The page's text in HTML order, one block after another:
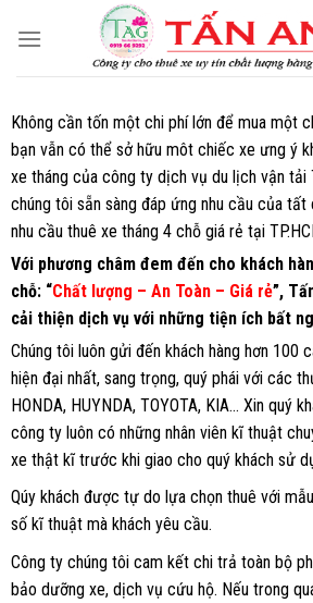
Không cần tốn một chi phí lớn để mua một
bạn vẫn có thể sở hữu môt chiếc xe ưng ý
xe tháng của công ty dịch vụ du lịch vận tải
chúng tôi sẵn sàng đáp ứng nhu cầu của tất
nhu cầu thuê xe tháng 4 chỗ giá rẻ tại
Với phương châm đem đến cho khách
chỗ: “Chất lượng – An Toàn – Giá rẻ”,
cải thiện dịch vụ với những tiện ích bất
Chúng tôi luôn gửi đến khách hàng hơn 100
hiện đại nhất, sang trọng, quý phái với các
HONDA, HUYNDA, TOYOTA, KIA… Xin quý
công ty luôn có những nhân viên kĩ thuật
xe thật kĩ trước khi giao cho quý khách sử
Qúy khách được tự do lựa chọn thuê với
số kĩ thuật mà khách yêu cầu.
Công ty chúng tôi cam kết chi trả toàn bộ
bảo dưỡng xe, dịch vụ cứu hộ. Nếu trong